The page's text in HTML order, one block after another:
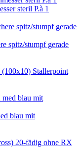
steril P.à 1
spitz/stumpf gerade
Stallerpoint
blau mit